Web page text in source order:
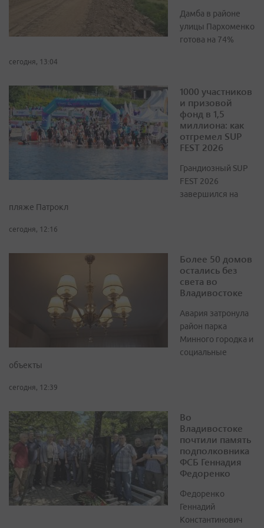
Дамба в районе
улицы Пархоменко
готова на 74%
сегодня, 13:04
1000 участников
и призовой
фонд в 1,5
миллиона: как
отгремел SUP
FEST 2026
Грандиозный SUP
FEST 2026
завершился на
пляже Патрокл
сегодня, 12:16
Более 50 домов
остались без
света во
Владивостоке
Авария затронула
район парка
Минного городка и
социальные
объекты
сегодня, 12:39
Во
Владивостоке
почтили память
подполковника
ФСБ Геннадия
Федоренко
Федоренко
Геннадий
Константинович